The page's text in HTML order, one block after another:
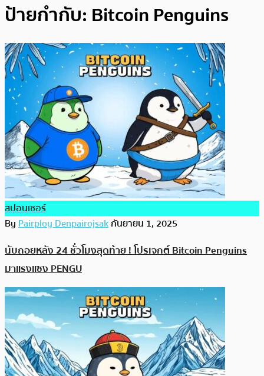
ป้ายกำกับ: Bitcoin Penguins
สปอนเซอร์
ByPairploy Denpairojsakกันยายน 1, 2025
นับถอยหลัง 24 ชั่วโมงสุดท้าย ! โปรเจกต์ Bitcoin Penguins
มาแรงแซง PENGU